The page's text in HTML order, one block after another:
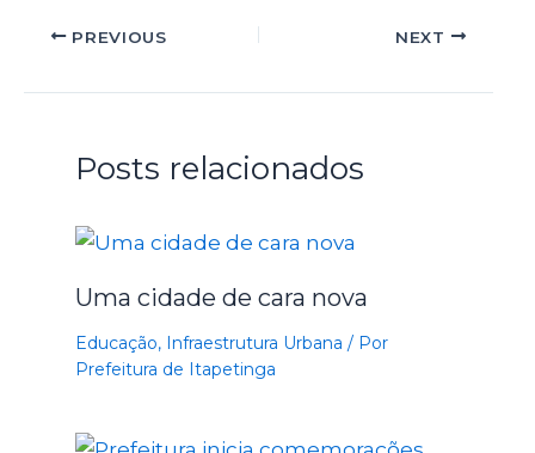
PREVIOUS NEXT
Posts relacionados
Uma cidade de cara nova
Educação, Infraestrutura Urbana / Por
Prefeitura de Itapetinga